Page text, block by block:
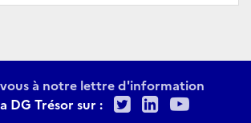
à notre lettre d'information
DG Trésor sur :
TwitterLinkedIn